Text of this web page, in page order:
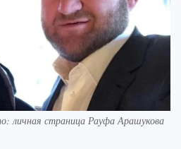
личная страница Рауфа Арашукова